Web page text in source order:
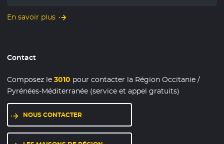
En savoir plus
Contact
Composez le3010 pour contacter la Région Occitanie /
Pyrénées-Méditerranée (service et appel gratuits)
NOUS CONTACTER